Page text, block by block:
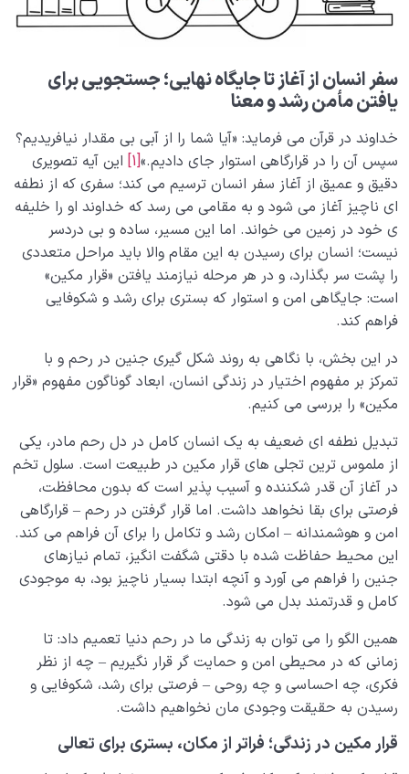
تخیل بهشت؛ چگونه یک تمرین ساده می تواند زندگی ما را
بررسی 7 نشانه از نشانه های فسق و راه هایی برای رهایی از
آن
تظاهر به دینداری یا دینداری اصیل؛ تحلیلی بر تفاوت میان
باطن و ظاهر دینداری
جهنم کجاست، دلیل گرفتار شدن در جهنم بیمارستان آخرت
چیست؟
جهنم چیست؟ عدم سازگاری ما با بهشت چگونه جهنم را
می‌سازد؟
اصالت بهشت چه نقشی در فهم ماهیت و جایگاه جهنم
چرا انسان در گرو اعمالش است؛ عمل چگونه بهشت و جهنم
را می سازد؟
گرفتاری در جهنم نفس چیست؟ راه تشخیص و عبور از آن
چگونه است؟
تقسیم بندی انواع جهنم بر چه مبنایی است و چگونه زندگی
ما را تحت تاثیر قرار می دهد؟
بهشت و جهنم ارزان؛ چگونه با انتخاب‌های روزمره، سعادت
و رنج ابدی خود را شکل میدهیم؟
بهشت و جهنم در زندگی روزمره؛ هر انتخاب ما یک قدم در
مسیر ساختن سرنوشت ابدی
نگاه ابدی و آمادگی برای آخرت 0/14
از خیال تا سلامت قلب
انسان در مرکز آفرینش
سفر انسان از آغاز تا جایگاه نهایی؛ جستجویی برای
یافتن مأمن رشد و معنا
خداوند در قرآن می فرماید: «آیا شما را از آبی بی مقدار نیافریدیم؟
سپس آن را در قرارگاهی استوار جای دادیم.»[1]
این آیه تصویری
دقیق و عمیق از آغاز سفر انسان ترسیم می کند؛ سفری که از نطفه
ای ناچیز آغاز می شود و به مقامی می رسد که خداوند او را خلیفه
ی خود در زمین می خواند. اما این مسیر، ساده و بی دردسر
نیست؛ انسان برای رسیدن به این مقام والا باید مراحل متعددی
را پشت سر بگذارد، و در هر مرحله نیازمند یافتن «قرار مکین»
است: جایگاهی امن و استوار که بستری برای رشد و شکوفایی
فراهم کند.
در این بخش، با نگاهی به روند شکل گیری جنین در رحم و با
تمرکز بر مفهوم اختیار در زندگی انسان، ابعاد گوناگون مفهوم «قرار
مکین» را بررسی می کنیم.
تبدیل نطفه ای ضعیف به یک انسان کامل در دل رحم مادر، یکی
از ملموس ترین تجلی های قرار مکین در طبیعت است. سلول تخم
در آغاز آن قدر شکننده و آسیب پذیر است که بدون محافظت،
فرصتی برای بقا نخواهد داشت. اما قرار گرفتن در رحم – قرارگاهی
امن و هوشمندانه – امکان رشد و تکامل را برای آن فراهم می کند.
این محیط حفاظت شده با دقتی شگفت انگیز، تمام نیازهای
جنین را فراهم می آورد و آنچه ابتدا بسیار ناچیز بود، به موجودی
کامل و قدرتمند بدل می شود.
همین الگو را می توان به زندگی ما در رحم دنیا تعمیم داد: تا
زمانی که در محیطی امن و حمایت گر قرار نگیریم – چه از نظر
فکری، چه احساسی و چه روحی – فرصتی برای رشد، شکوفایی و
رسیدن به حقیقت وجودی مان نخواهیم داشت.
قرار مکین در زندگی؛ فراتر از مکان، بستری برای تعالی